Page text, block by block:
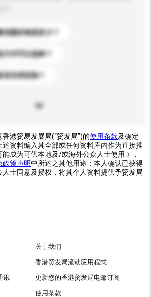
惠价格是多少？
式可以选择？
支持定制？
港贸易发展局(“贸发局”)的使用条款及确定
述资料编入其全部或任何资料库内作为直接推
能成为可供本地及/或海外公众人士使用﹞，
政策声明中所述之其他用途；本人确认已获得
人士同意及授权，将其个人资料提供予贸发局
关于我们
香港贸发局流动应用程式
讯 更新您的香港贸发局电邮订阅
使用条款